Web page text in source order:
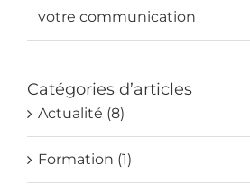
votre communication
Catégories d’articles
Actualité (8)
Formation (1)